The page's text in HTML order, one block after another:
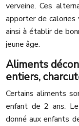
verveine. Ces
apporter de calories
ainsi à établir de
jeune âge.
Aliments
entiers,
Certains aliments
enfant de 2 ans. Le
donné aux enfants